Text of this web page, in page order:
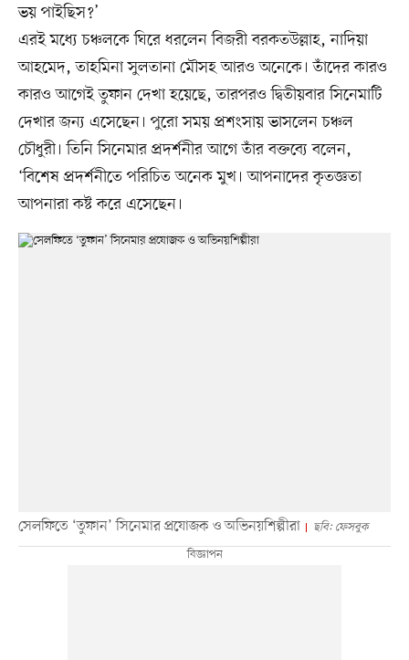
ভয় পাইছিস?’
এরই মধ্যে চঞ্চলকে ঘিরে ধরলেন বিজরী বরকতউল্লাহ, নাদিয়া
আহমেদ, তাহমিনা সুলতানা মৌসহ আরও অনেকে। তাঁদের কারও
কারও আগেই তুফান দেখা হয়েছে, তারপরও দ্বিতীয়বার সিনেমাটি
দেখার জন্য এসেছেন। পুরো সময় প্রশংসায় ভাসলেন চঞ্চল
চৌধুরী। তিনি সিনেমার প্রদর্শনীর আগে তাঁর বক্তব্যে বলেন,
‘বিশেষ প্রদর্শনীতে পরিচিত অনেক মুখ। আপনাদের কৃতজ্ঞতা
আপনারা কষ্ট করে এসেছেন।
সেলফিতে ‘তুফান’ সিনেমার প্রযোজক ও অভিনয়শিল্পীরা ছবি: ফেসবুক